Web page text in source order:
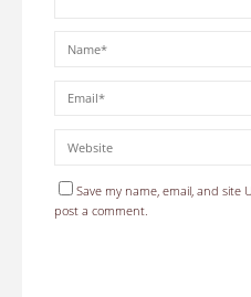
Save my name, email, and site
post a comment.